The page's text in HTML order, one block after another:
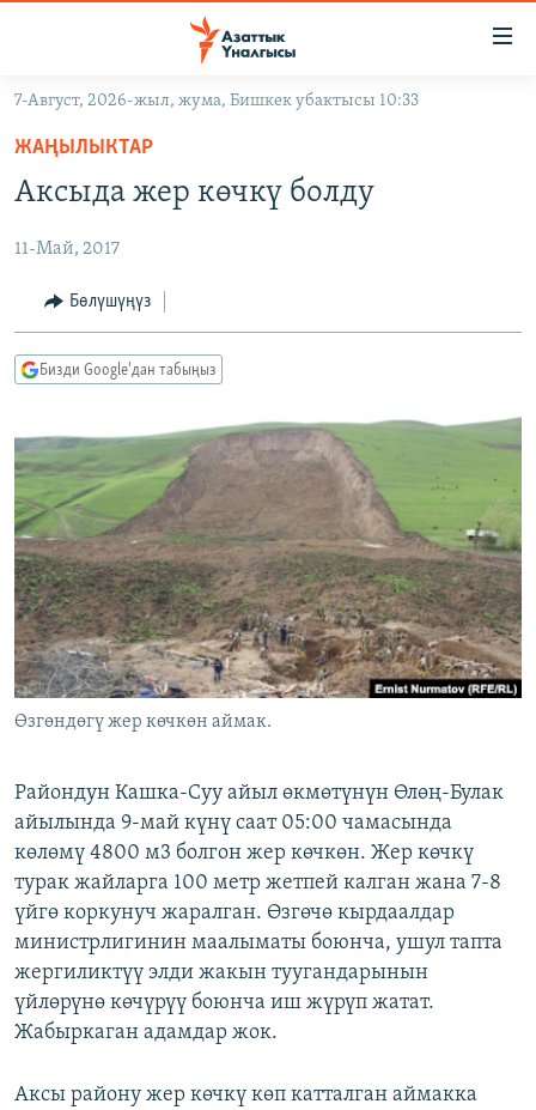
Навигацияга
өтүңүз
Издөөгө
салыңыз
САЯСАТ
ЭКОНОМИКА
ДҮЙНӨ
БОРБОР АЗИЯ
УКРАИНА
АТАЙЫН ИЛИКТӨӨ
БҮГҮН АЗАТТЫКТА
ЭКСПЕРТТЕР ТАЛДАЙТ
БИЗ ЖАНА ДҮЙНӨ
ДАНИСТЕ
ЭЖЕ-СИҢДИЛЕР
АЗАТТЫК+
ЫҢГАЙСЫЗ СУРООЛОР
ПОДКАСТ
ӨЗГӨЧӨ ПИКИР
Русский
ОНЛАЙН ШЕРИНЕ
ЭЕ/АРнун бардык сайттары
7-Август, 2026-жыл, жума, Бишкек убактысы 10:33
ЖАҢЫЛЫКТАР
Аксыда жер көчкү болду
11-Май, 2017
Бөлүшүңүз
Бизди Google'дан табыңыз
Өзгөндөгү жер көчкөн аймак.
Райондун Кашка-Суу айыл өкмөтүнүн Өлөң-Булак
айылында 9-май күнү саат 05:00 чамасында
көлөмү 4800 м3 болгон жер көчкөн. Жер көчкү
турак жайларга 100 метр жетпей калган жана 7-8
үйгө коркунуч жаралган. Өзгөчө кырдаалдар
министрлигинин маалыматы боюнча, ушул тапта
жергиликтүү элди жакын туугандарынын
үйлөрүнө көчүрүү боюнча иш жүрүп жатат.
Жабыркаган адамдар жок.
Аксы району жер көчкү көп катталган аймакка